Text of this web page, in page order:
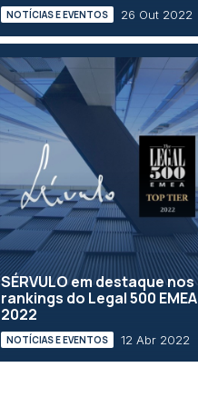
NOTÍCIAS E EVENTOS 26 Out 2022
SÉRVULO em destaque nos
rankings do Legal 500 EMEA
2022
NOTÍCIAS E EVENTOS 12 Abr 2022